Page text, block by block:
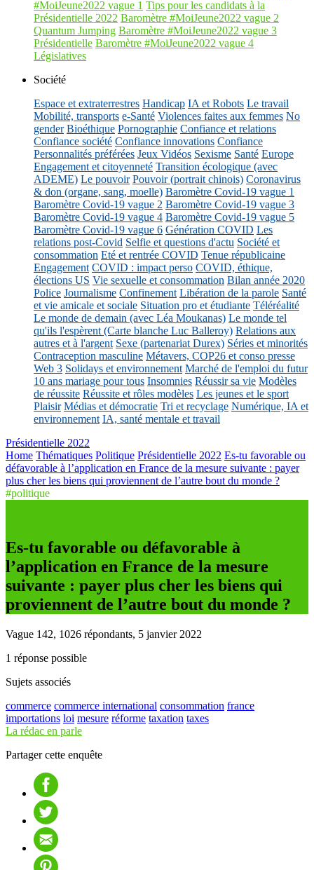
#MoiJeune2022 vague 1 Tips pour les candidats à la
Présidentielle 2022 Baromètre #MoiJeune2022 vague 2
Quantum Jumping Baromètre #MoiJeune2022 vague 3
Présidentielle Baromètre #MoiJeune2022 vague 4
Législatives
Société
Espace et extraterrestres Handicap IA et Robots Le travail
Mobilité, transports e-Santé Violences faites aux femmes No
gender Bioéthique Pornographie Confiance et relations
Confiance société Confiance innovations Confiance
Personnalités préférées Jeux Vidéos Sexisme Santé Europe
Engagement et citoyenneté Transition écologique (avec
ADEME) Le pouvoir Pouvoir (portrait chinois) Coronavirus
& don (organe, sang, moelle) Baromètre Covid-19 vague 1
Baromètre Covid-19 vague 2 Baromètre Covid-19 vague 3
Baromètre Covid-19 vague 4 Baromètre Covid-19 vague 5
Baromètre Covid-19 vague 6 Génération COVID Les
relations post-Covid Selfie et questions d'actu Société et
consommation Eté et rentrée COVID Tenue républicaine
Engagement COVID : impact perso COVID, éthique,
élections US Vie sexuelle et consommation Bilan année 2020
Police Journalisme Confinement Libération de la parole Santé
et vie amicale et sociale Situation pro et étudiante Téléréalité
Le monde de demain (avec Léa Moukanas) Le monde tel
qu'ils l'espèrent (Carte blanche Luc Balleroy) Relations aux
autres et à l'argent Sexe (partenariat Durex) Séries et minorités
Contraception masculine Métavers, COP26 et conso presse
Web 3 Solidays et environnement Marché de l'emploi du futur
10 ans mariage pour tous Insomnies Réussir sa vie Modèles
de réussite Réussite et rôles modèles Les jeunes et le sport
Plaisir Médias et démocratie Tri et recyclage Numérique, IA et
environnement IA, santé mentale et travail
Présidentielle 2022
Home Thématiques Politique Présidentielle 2022 Es-tu favorable ou
défavorable à l’application en France de la mesure suivante : payer
plus cher les biens qui proviennent de l’autre bout du monde ?
#politique
Es-tu favorable ou défavorable à
l’application en France de la mesure
suivante : payer plus cher les biens qui
proviennent de l’autre bout du monde ?
Vague 142, 1026 répondants, 5 janvier 2022
1 réponse possible
Sujets associés
commerce commerce international consommation france
importations loi mesure réforme taxation taxes
La rédac en parle
Partager cette enquête